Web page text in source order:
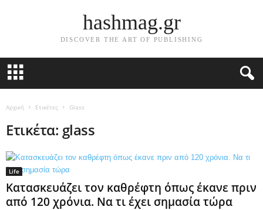
hashmag.gr
DISCOVER THE ART OF PUBLISHING
Αρχική Ετικέτες Glass
Ετικέτα: glass
Life
Κατασκευάζει τον καθρέφτη όπως έκανε πριν
από 120 χρόνια. Να τι έχει σημασία τώρα